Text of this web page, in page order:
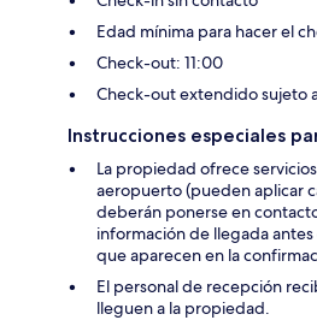
Edad mínima para hacer el
Check-out: 11:00
Check-out extendido sujeto
Instrucciones especiales
La propiedad ofrece
aeropuerto (pueden aplicar
deberán ponerse en
información de llegada
que aparecen en la
El personal de recepción
lleguen a la propiedad.